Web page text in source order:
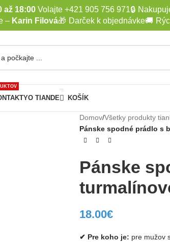
až 18:00Volajte +421 905 756 971🔒
– Karin Filová🎁 Darček k objednávke🚚
O TIANDE KOŠÍK
Domov/Všetky produkty
Pánske spodné prádlo s
Pánske
18.00€
✔ Pre koho je: pre mužov